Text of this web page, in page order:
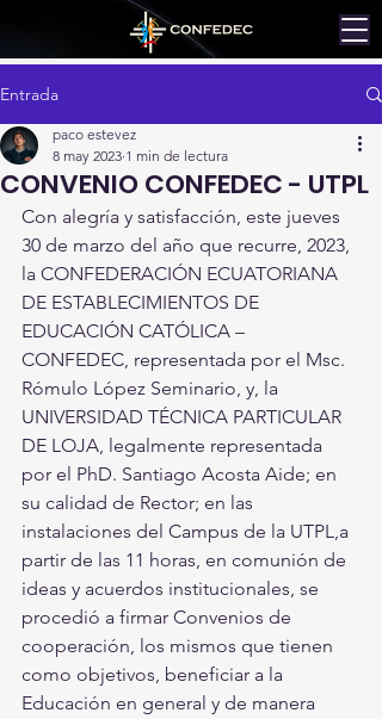
Entrada
CONVENIO CONFEDEC - UTPL
paco estevez
8 may 2023 1 min de lectura
Con alegría y satisfacción, este jueves
30 de marzo del año que recurre, 2023,
la CONFEDERACIÓN ECUATORIANA
DE ESTABLECIMIENTOS DE
EDUCACIÓN CATÓLICA –
CONFEDEC, representada por el Msc.
Rómulo López Seminario, y, la
UNIVERSIDAD TÉCNICA PARTICULAR
DE LOJA, legalmente representada
por el PhD. Santiago Acosta Aide; en
su calidad de Rector; en las
instalaciones del Campus de la UTPL,a
partir de las 11 horas, en comunión de
ideas y acuerdos institucionales, se
procedió a firmar Convenios de
cooperación, los mismos que tienen
como objetivos, beneficiar a la
Educación en general y de manera